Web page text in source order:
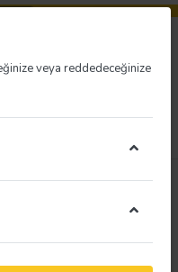
veya reddedeceğinize